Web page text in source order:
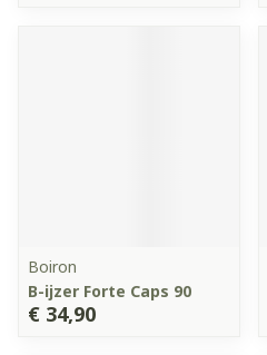
Boiron
B-ijzer Forte Caps 90
€ 34,90